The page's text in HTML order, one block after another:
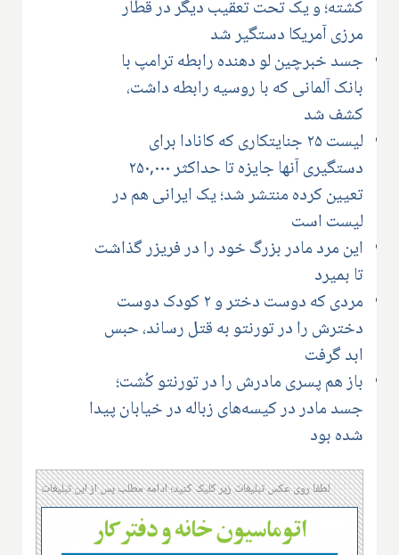
کشته؛ و یک تحت تعقیب دیگر در قطار
مرزی آمریکا دستگیر شد
جسد خبرچین لو دهنده رابطه ترامپ با
بانک آلمانی که با روسیه رابطه داشت،
کشف شد
لیست ۲۵ جنایتکاری که کانادا برای
دستگیری آنها جایزه تا حداکثر ۲۵۰,۰۰۰
تعیین کرده منتشر شد؛ یک ایرانی هم در
لیست است
این مرد مادر بزرگ خود را در فریزر گذاشت
تا بمیرد
مردی که دوست دختر و ۲ کودک دوست
دخترش را در تورنتو به قتل رساند، حبس
ابد گرفت
باز هم پسری مادرش را در تورنتو کُشت؛
جسد مادر در کیسه‌های زباله در خیابان پیدا
شده بود
لطفا روی عکس تبلیغات زیر کلیک کنید؛ ادامه مطلب پس از این تبلیغات